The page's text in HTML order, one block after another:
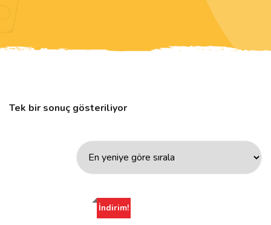
Tek bir sonuç gösteriliyor
İndirim!